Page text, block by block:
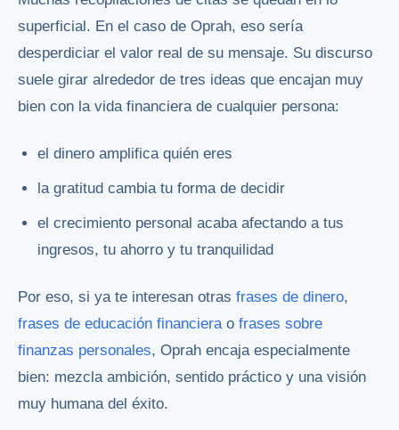
superficial. En el caso de Oprah, eso sería
desperdiciar el valor real de su mensaje. Su discurso
suele girar alrededor de tres ideas que encajan muy
bien con la vida financiera de cualquier persona:
el dinero amplifica quién eres
la gratitud cambia tu forma de decidir
el crecimiento personal acaba afectando a tus
ingresos, tu ahorro y tu tranquilidad
Por eso, si ya te interesan otras frases de dinero,
frases de educación financierao frases sobre
finanzas personales, Oprah encaja especialmente
bien: mezcla ambición, sentido práctico y una visión
muy humana del éxito.